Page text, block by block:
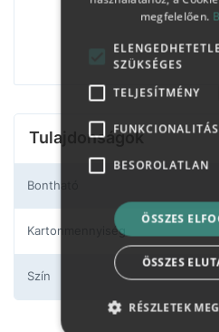
Tulajdonságok
Bontható
Kartonmennyiség
Szín
megfelelően.
SZÜKSÉGES
TELJESÍTMÉNY
FUNKCIONALITÁS
BESOROLATLAN
ÖSSZES
ÖSSZES
RÉSZLETEK